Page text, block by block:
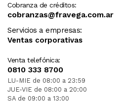
Cobranza de créditos:
cobranzas@fravega.com.ar
Servicios a empresas:
Ventas corporativas
Venta telefónica:
0810 333 8700
LU-MIE de 08:00 a 23:59
JUE-VIE de 08:00 a 20:00
SA de 09:00 a 13:00